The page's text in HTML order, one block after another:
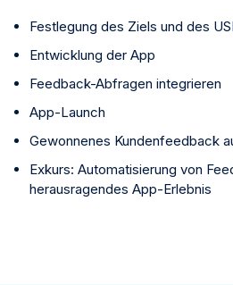
Festlegung des Ziels und des
Entwicklung der App
Feedback-Abfragen integrieren
App-Launch
Gewonnenes Kundenfeedback
Exkurs: Automatisierung von
herausragendes App-Erlebnis